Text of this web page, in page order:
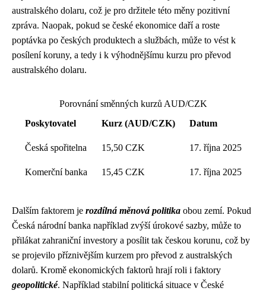
australského dolaru, což je pro držitele této měny pozitivní
zpráva. Naopak, pokud se české ekonomice daří a roste
poptávka po českých produktech a službách, může to vést k
posílení koruny, a tedy i k výhodnějšímu kurzu pro převod
australského dolaru.
Porovnání směnných kurzů AUD/CZK
Poskytovatel
Kurz (AUD/CZK) Datum
Česká spořitelna 15,50 CZK 17. října 2025
Komerční banka 15,45 CZK 17. října 2025
Dalším faktorem je rozdílná měnová politika obou zemí. Pokud
Česká národní banka například zvýší úrokové sazby, může to
přilákat zahraniční investory a posílit tak českou korunu, což by
se projevilo příznivějším kurzem pro převod z australských
dolarů. Kromě ekonomických faktorů hrají roli i faktory
geopolitické. Například stabilní politická situace v České